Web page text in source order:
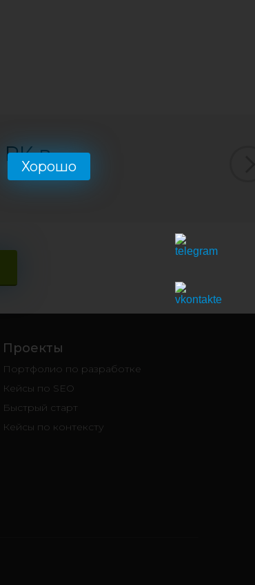
РК в
Проекты
Портфолио по разработке
Кейсы по SEO
Быстрый старт
Кейсы по контексту
Хорошо